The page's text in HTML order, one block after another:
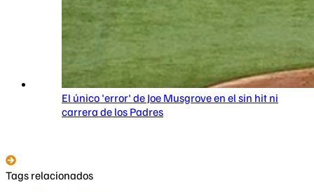
El único 'error' de Joe Musgrove en el sin hit ni
carrera de los Padres
Tags relacionados